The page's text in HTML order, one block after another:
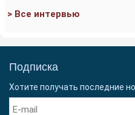
> Все интервью
Подписка
Хотите получать последние